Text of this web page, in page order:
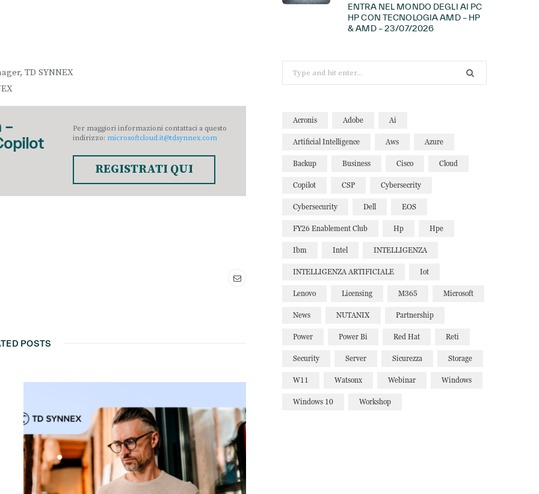
TD SYNNEX
–
Per maggiori informazioni contattaci a questo
indirizzo: microsoftcloud.it@tdsynnex.com
REGISTRATI QUI
POSTS
ENTRA NEL MONDO DEGLI AI PC
HP CON TECNOLOGIA AMD – HP
& AMD – 23/07/2026
for:
Acronis Adobe Ai
Artificial Intelligence Aws Azure
Backup Business Cisco Cloud
Copilot CSP Cybersecrity
Cybersecurity Dell EOS
FY26 Enablement Club Hp Hpe
Ibm Intel INTELLIGENZA
INTELLIGENZA ARTIFICIALE Iot
Lenovo Licensing M365 Microsoft
News NUTANIX Partnership
Power Power Bi Red Hat Reti
Security Server Sicurezza Storage
W11 Watsonx Webinar Windows
Windows 10 Workshop